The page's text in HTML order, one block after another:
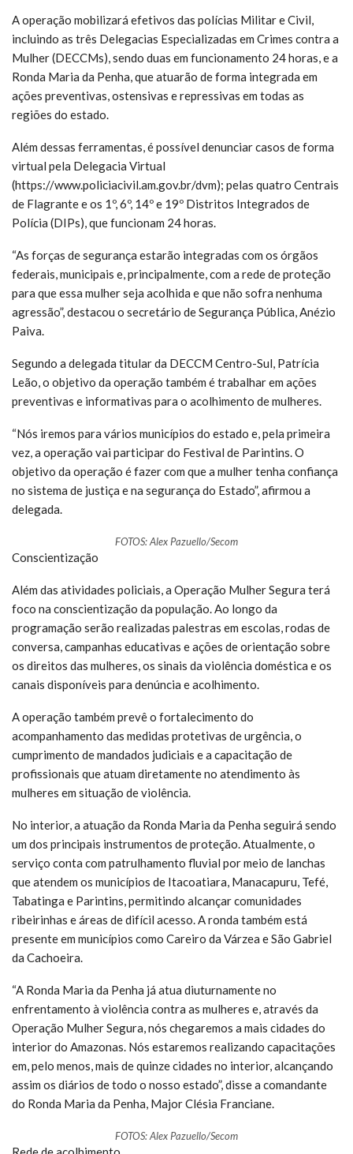
A operação mobilizará efetivos das polícias Militar e Civil,
incluindo as três Delegacias Especializadas em Crimes contra a
Mulher (DECCMs), sendo duas em funcionamento 24 horas, e a
Ronda Maria da Penha, que atuarão de forma integrada em
ações preventivas, ostensivas e repressivas em todas as
regiões do estado.
Além dessas ferramentas, é possível denunciar casos de forma
virtual pela Delegacia Virtual
(https://www.policiacivil.am.gov.br/dvm); pelas quatro Centrais
de Flagrante e os 1º, 6º, 14º e 19º Distritos Integrados de
Polícia (DIPs), que funcionam 24 horas.
“As forças de segurança estarão integradas com os órgãos
federais, municipais e, principalmente, com a rede de proteção
para que essa mulher seja acolhida e que não sofra nenhuma
agressão”, destacou o secretário de Segurança Pública, Anézio
Paiva.
Segundo a delegada titular da DECCM Centro-Sul, Patrícia
Leão, o objetivo da operação também é trabalhar em ações
preventivas e informativas para o acolhimento de mulheres.
“Nós iremos para vários municípios do estado e, pela primeira
vez, a operação vai participar do Festival de Parintins. O
objetivo da operação é fazer com que a mulher tenha confiança
no sistema de justiça e na segurança do Estado”, afirmou a
delegada.
FOTOS: Alex Pazuello/Secom
Conscientização
Além das atividades policiais, a Operação Mulher Segura terá
foco na conscientização da população. Ao longo da
programação serão realizadas palestras em escolas, rodas de
conversa, campanhas educativas e ações de orientação sobre
os direitos das mulheres, os sinais da violência doméstica e os
canais disponíveis para denúncia e acolhimento.
A operação também prevê o fortalecimento do
acompanhamento das medidas protetivas de urgência, o
cumprimento de mandados judiciais e a capacitação de
profissionais que atuam diretamente no atendimento às
mulheres em situação de violência.
No interior, a atuação da Ronda Maria da Penha seguirá sendo
um dos principais instrumentos de proteção. Atualmente, o
serviço conta com patrulhamento fluvial por meio de lanchas
que atendem os municípios de Itacoatiara, Manacapuru, Tefé,
Tabatinga e Parintins, permitindo alcançar comunidades
ribeirinhas e áreas de difícil acesso. A ronda também está
presente em municípios como Careiro da Várzea e São Gabriel
da Cachoeira.
“A Ronda Maria da Penha já atua diuturnamente no
enfrentamento à violência contra as mulheres e, através da
Operação Mulher Segura, nós chegaremos a mais cidades do
interior do Amazonas. Nós estaremos realizando capacitações
em, pelo menos, mais de quinze cidades no interior, alcançando
assim os diários de todo o nosso estado”, disse a comandante
do Ronda Maria da Penha, Major Clésia Franciane.
FOTOS: Alex Pazuello/Secom